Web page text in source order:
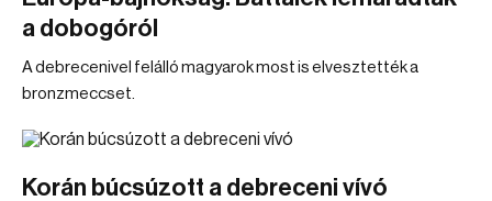
a dobogóról
A debrecenivel felálló magyarok most is elvesztették a
bronzmeccset.
Korán búcsúzott a debreceni vívó